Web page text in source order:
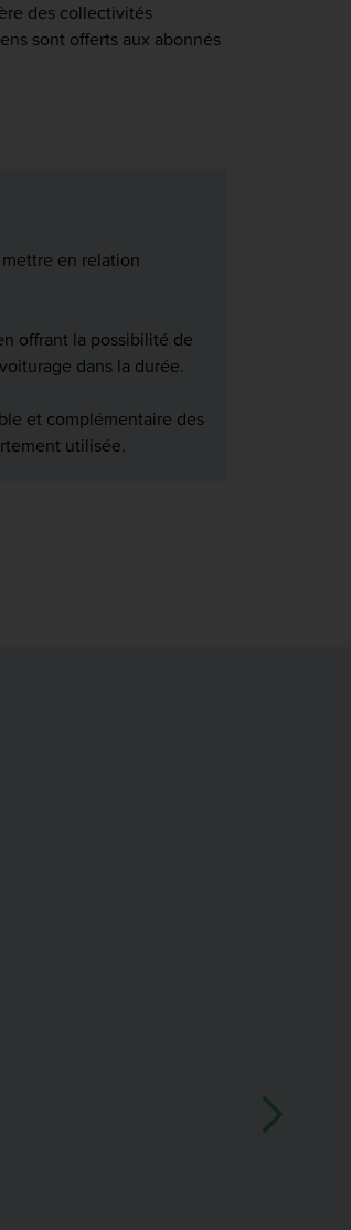
des collectivités
sont offerts aux abonnés
en relation
offrant la possibilité de
dans la durée.
et complémentaire des
utilisée.